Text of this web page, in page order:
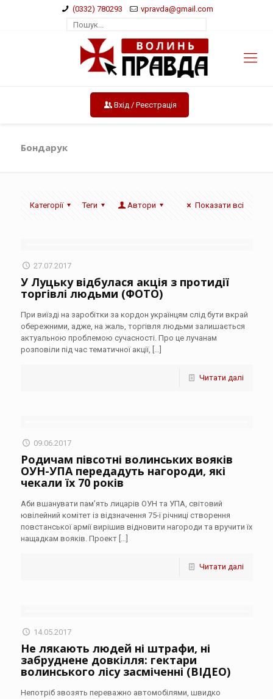
(0332) 780293 vpravda@gmail.com
Вхід / Реєстрація
Бондарук
Категорії Теги Автори Показати всі
27.07.2017
У Луцьку відбулася акція з протидії
торгівлі людьми (ФОТО)
При виїзді на заробітки за кордон українцям слід бути вкрай
обережними, адже, на жаль, торгівля людьми залишається
актуальною проблемою сучасності. Про це лучанам
розповіли під час тематичної акції, […]
Читати далі
09.06.2017
Родичам півсотні волинських вояків
ОУН-УПА передадуть нагороди, які
чекали їх 70 років
Аби вшанувати пам’ять лицарів ОУН та УПА, світовий
ювілейний комітет із відзначення 75-ї річниці створення
повстанської армії вирішив відновити нагороди та вручити їх
нащадкам вояків. Проект[…]
Читати далі
14.05.2017
Не лякають людей ні штрафи, ні
забруднене довкілля: гектари
волинського лісу засміченні (ВІДЕО)
Непотріб звозять переважно автомобілями, швидко